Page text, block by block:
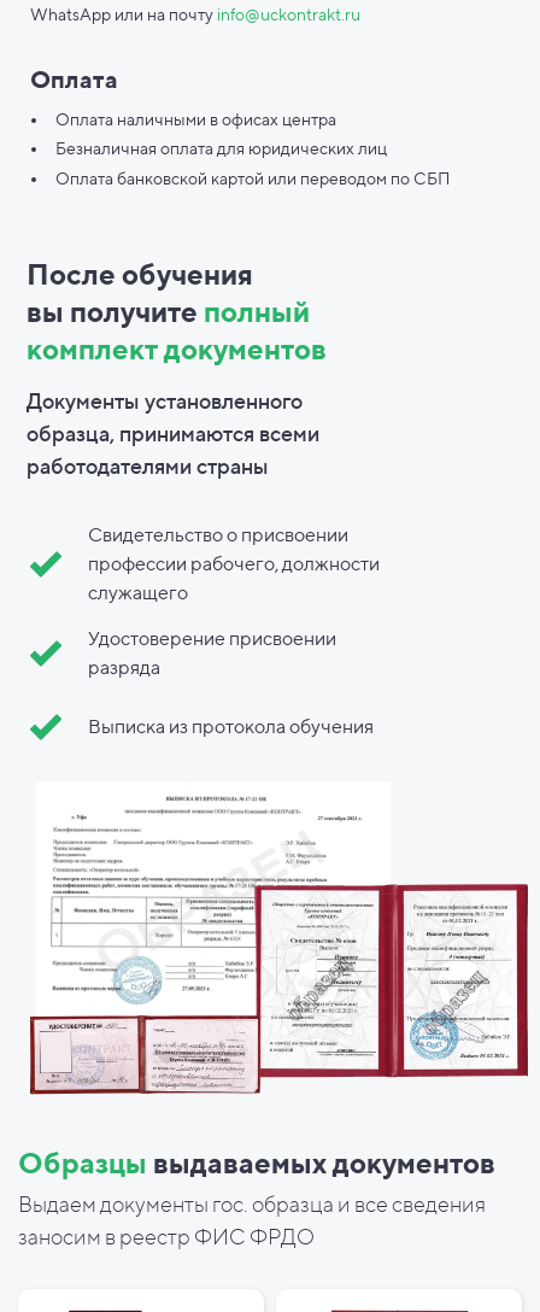
WhatsApp или на почту info@uckontrakt.ru
Оплата
Оплата наличными в офисах центра
Безналичная оплата для юридических лиц
Оплата банковской картой или переводом по СБП
После обучения
вы получите полный
комплект документов
Документы установленного
образца, принимаются всеми
работодателями страны
Свидетельство о присвоении
профессии рабочего, должности
служащего
Удостоверение присвоении
разряда
Выписка из протокола обучения
Образцы выдаваемых документов
Выдаем документы гос. образца и все сведения
заносим в реестр ФИС ФРДО